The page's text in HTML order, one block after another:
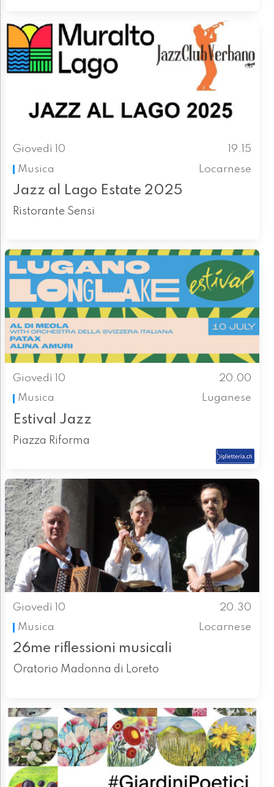
Giovedì 10
19.15
Musica
Locarnese
Jazz al Lago Estate 2025
Ristorante Sensi
Giovedì 10
20.00
Musica
Luganese
Estival Jazz
Piazza Riforma
Giovedì 10
20.30
Musica
Locarnese
26me riflessioni musicali
Oratorio Madonna di Loreto